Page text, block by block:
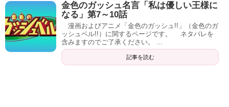
金色のガッシュ名言「私は優しい王様に
なる」第7～10話
漫画およびアニメ「金色のガッシュ!!」（金色のガ
ッシュベル!!）に関するページです。 ネタバレを
含みますのでご了承ください。 ...
記事を読む